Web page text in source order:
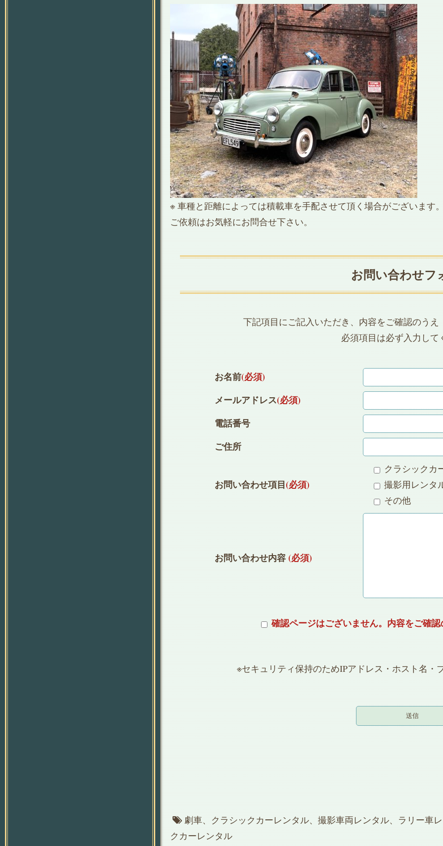
※ 車種と距離によっては積載車を手配させて頂く場合がございます
ご依頼はお気軽にお問合せ下さい。
お問い合わせフ
下記項目にご記入いただき、内容をご確認のう
必須項目は必ず入力して
お名前(必須)
メールアドレス(必須)
電話番号
ご住所
お問い合わせ項目(必須)
クラシックカ
撮影用レンタ
その他
お問い合わせ内容(必須)
確認ページはございません。内容をご確
※セキュリティ保持のためIPアドレス・ホスト名・
劇車、クラシックカーレンタル、撮影車両レンタル、ラリー車
クカーレンタル